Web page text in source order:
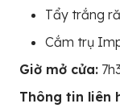
Tẩy trắng
Cắm trụ
Giờ mở cửa:
Thông tin liên